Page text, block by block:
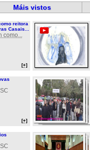
Máis vistos
reitora
Casais...
como...
[+]
[+]